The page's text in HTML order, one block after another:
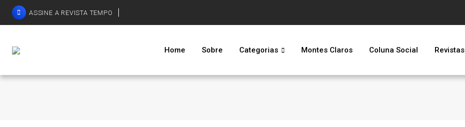
ASSINE A REVISTA TEMPO
Home Sobre Categorias Montes Claros Coluna Social Revistas